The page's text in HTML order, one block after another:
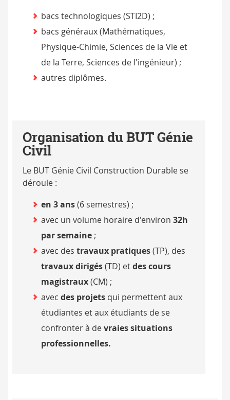
bacs technologiques (STI2D) ;
bacs généraux (Mathématiques,
Physique-Chimie, Sciences de la Vie et
de la Terre, Sciences de l'ingénieur) ;
autres diplômes.
Organisation du BUT Génie
Civil
Le BUT Génie Civil Construction Durable se
déroule :
en 3 ans(6 semestres) ;
avec un volume horaire d'environ 32h
par semaine ;
avec des travaux pratiques(TP), des
travaux dirigés(TD) etdes cours
magistraux(CM) ;
avec des projetsqui permettent aux
étudiantes et aux étudiants de se
confronter à devraies situations
professionnelles.